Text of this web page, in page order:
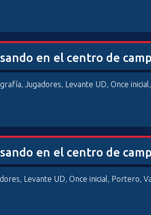
en el centro de
,Jugadores, Levante UD,Once inicial,
en el centro de
, Levante UD,Once inicial, Portero,